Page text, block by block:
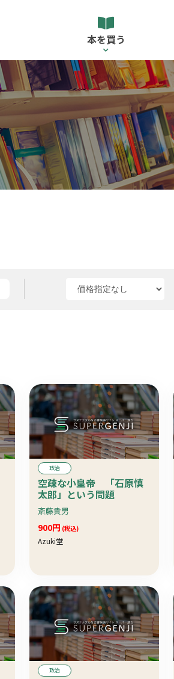
本を買う
政治
空疎な小皇帝 「石原慎
太郎」という問題
斎藤貴男
900円 (税込)
Azuki堂
政治